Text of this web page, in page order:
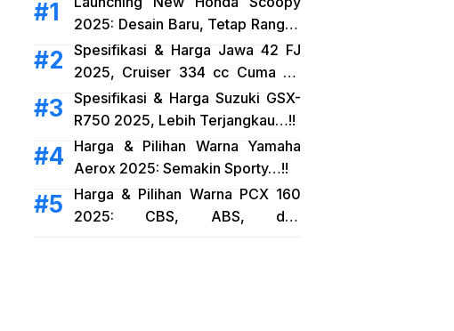
2025: Desain Baru, Tetap Rangka
eSAF…!!
Spesifikasi & Harga Jawa 42 FJ
2025, Cruiser 334 cc Cuma 38
Jutaan…!!
Spesifikasi & Harga Suzuki GSX-
R750 2025, Lebih Terjangkau…!!
Harga & Pilihan Warna Yamaha
Aerox 2025: Semakin Sporty…!!
Harga & Pilihan Warna PCX 160
2025: CBS, ABS, dan